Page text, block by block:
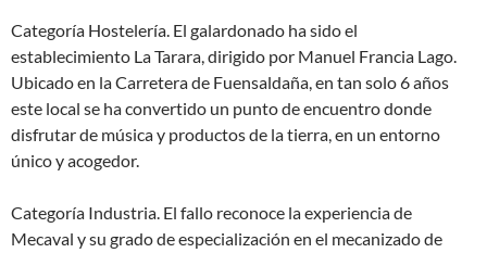
Categoría Hostelería. El galardonado ha sido el
establecimiento La Tarara, dirigido por Manuel Francia Lago.
Ubicado en la Carretera de Fuensaldaña, en tan solo 6 años
este local se ha convertido un punto de encuentro donde
disfrutar de música y productos de la tierra, en un entorno
único y acogedor.
Categoría Industria. El fallo reconoce la experiencia de
Mecaval y su grado de especialización en el mecanizado de